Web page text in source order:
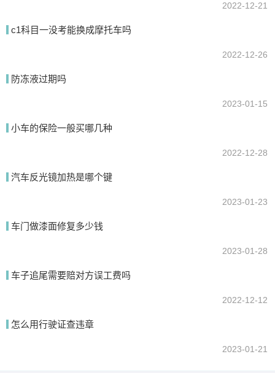
2022-12-21
c1科目一没考能换成摩托车吗
2022-12-26
防冻液过期吗
2023-01-15
小车的保险一般买哪几种
2022-12-28
汽车反光镜加热是哪个键
2023-01-23
车门做漆面修复多少钱
2023-01-28
车子追尾需要赔对方误工费吗
2022-12-12
怎么用行驶证查违章
2023-01-21